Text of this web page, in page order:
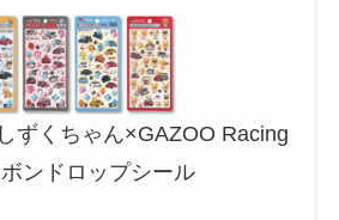
ずくちゃん×GAZOO Racing
ンドロップシール